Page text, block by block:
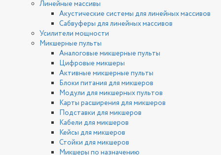
Линейные массивы
Акустические системы для линейных массивов
Сабвуферы для линейных массивов
Усилители мощности
Микшерные пульты
Аналоговые микшерные пульты
Цифровые микшеры
Активные микшерные пульты
Блоки питания для микшеров
Модули для микшерных пультов
Карты расширения для микшеров
Подставки для микшеров
Кабели для микшеров
Кейсы для микшеров
Стойки для микшеров
Микшеры по назначению